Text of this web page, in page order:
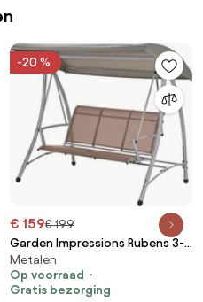
-20 %
€ 159€ 199
Garden Impressions Rubens 3-
zits schommelbank - taupe
Metalen
Op voorraad
Gratis bezorging